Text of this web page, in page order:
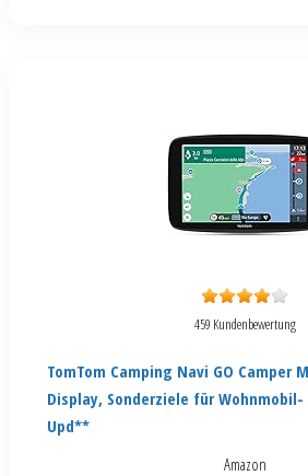
459 Kundenbewertung
TomTom Camping Navi GO Camper
Display, Sonderziele für
Upd**
Amazon